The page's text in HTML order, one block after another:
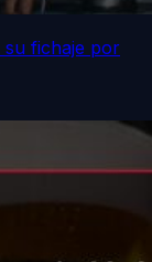
su fichaje por